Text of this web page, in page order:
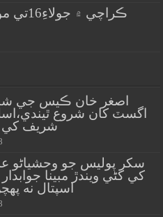
ڪراچي
اگسٽ کان شروع
شريف کي
سکر پوليس جو وحشياڻو
کي کڻي ويندڙ مبينا جوابدار
اسپتال نه